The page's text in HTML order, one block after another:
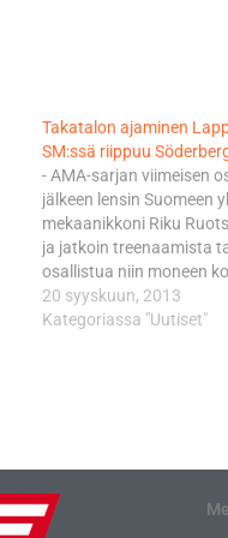
Takatalon ajaminen
SM:ssä riippuu
- AMA-sarjan viimeisen
jälkeen lensin Suomeen
mekaanikkoni Riku
ja jatkoin treenaamista
osallistua niin moneen
kilpailuun kuin
palasin takaisin Hondan
20 syyskuun, 2013
Kategoriassa "Uutiset"